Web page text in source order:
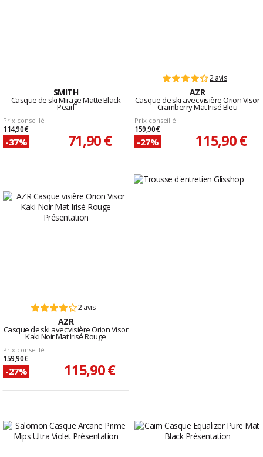
SMITH
Casque de ski Mirage Matte Black
Pearl
Prix conseillé
114,90 €
-37% 71,90 €
2 avis
AZR
Casque de ski avec visière Orion Visor
Cramberry Mat Irisé Bleu
Prix conseillé
159,90 €
-27% 115,90 €
2 avis
AZR
Casque de ski avec visière Orion Visor
Kaki Noir Mat Irisé Rouge
Prix conseillé
159,90 €
-27% 115,90 €